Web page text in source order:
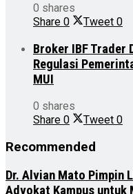
0 shares
Share 0 Tweet 0
Broker IBF Trader
Regulasi
MUI
0 shares
Share 0 Tweet 0
Recommended
Dr. Alvian Mato Pimpin
Advokat Kampus untuk